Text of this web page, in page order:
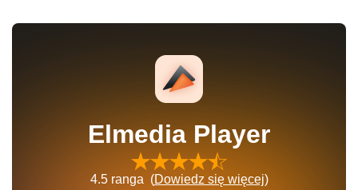
Elmedia Player
4.5ranga (Dowiedz się więcej)